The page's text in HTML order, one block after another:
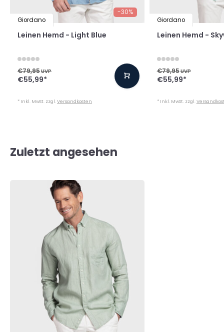
-30%
Giordano
Leinen Hemd - Light Blue
€79,95UVP
€55,99*
* Inkl. MwSt. zzgl.Versandkosten
Giordano
Leinen Hemd -
€79,95UVP
€55,99*
* Inkl. MwSt. zzgl.
Zuletzt angesehen